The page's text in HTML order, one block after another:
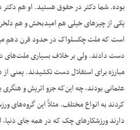
بوده. شما دکتر در حقوق هستید. او هم
یکی از چیزهای خیلی هم امیدبخش و هم
است که ملت چکسلواک در حدود قرن دهم
دست دادند. ولی بر خلاف بسیاری ملت‌های
مبارزه برای استقلال دست نکشیدند. یعنی از
عثمانی بودند، چه این‌که جزو اتریش و هنگری
کردند به انواع مختلف. مثلاً این گروه‌های
دارند ورزشکارهای چک که در همه جای دنیا،